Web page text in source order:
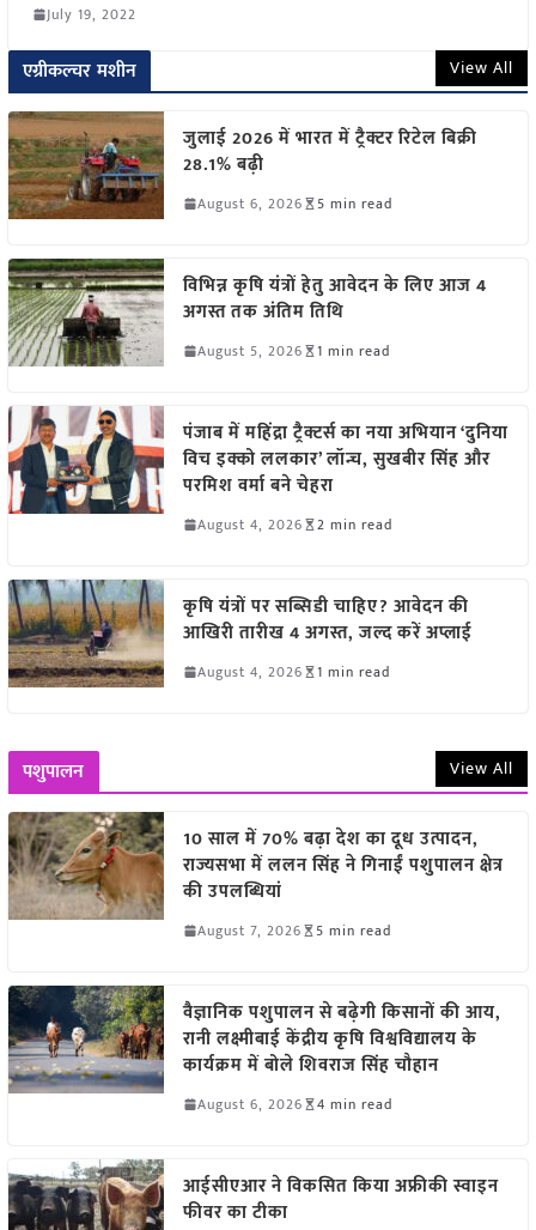
July 19, 2022
एग्रीकल्चर मशीन View All
जुलाई 2026 में भारत में ट्रैक्टर रिटेल बिक्री
28.1% बढ़ी
August 6, 2026 5 min read
विभिन्न कृषि यंत्रों हेतु आवेदन के लिए आज 4
अगस्त तक अंतिम तिथि
August 5, 2026 1 min read
पंजाब में महिंद्रा ट्रैक्टर्स का नया अभियान ‘दुनिया
विच इक्को ललकार’ लॉन्च, सुखबीर सिंह और
परमिश वर्मा बने चेहरा
August 4, 2026 2 min read
कृषि यंत्रों पर सब्सिडी चाहिए? आवेदन की
आखिरी तारीख 4 अगस्त, जल्द करें अप्लाई
August 4, 2026 1 min read
पशुपालन View All
10 साल में 70% बढ़ा देश का दूध उत्पादन,
राज्यसभा में ललन सिंह ने गिनाईं पशुपालन क्षेत्र
की उपलब्धियां
August 7, 2026 5 min read
वैज्ञानिक पशुपालन से बढ़ेगी किसानों की आय,
रानी लक्ष्मीबाई केंद्रीय कृषि विश्वविद्यालय के
कार्यक्रम में बोले शिवराज सिंह चौहान
August 6, 2026 4 min read
आईसीएआर ने विकसित किया अफ्रीकी स्वाइन
फीवर का टीका